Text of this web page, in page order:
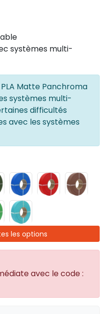
systèmes multi-
PLA Matte Panchroma
systèmes multi-
difficultés
avec les systèmes
les options
avec le code :